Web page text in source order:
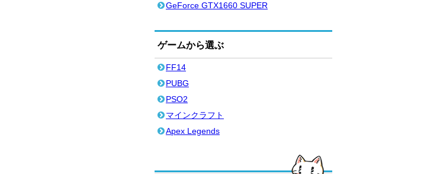
GeForce GTX1660 SUPER
ゲームから選ぶ
FF14
PUBG
PSO2
マインクラフト
Apex Legends